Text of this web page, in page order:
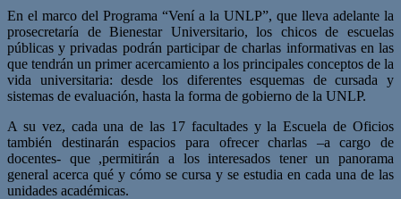
En el marco del Programa “Vení a la UNLP”, que lleva adelante la
prosecretaría de Bienestar Universitario, los chicos de escuelas
públicas y privadas podrán participar de charlas informativas en las
que tendrán un primer acercamiento a los principales conceptos de la
vida universitaria: desde los diferentes esquemas de cursada y
sistemas de evaluación, hasta la forma de gobierno de la UNLP.
A su vez, cada una de las 17 facultades y la Escuela de Oficios
también destinarán espacios para ofrecer charlas –a cargo de
docentes- que ,permitirán a los interesados tener un panorama
general acerca qué y cómo se cursa y se estudia en cada una de las
unidades académicas.